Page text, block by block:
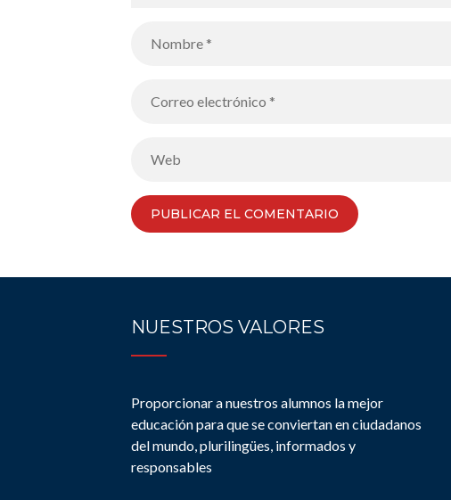
NUESTROS VALORES
Proporcionar a nuestros alumnos la mejor
educación para que se conviertan en ciudadanos
del mundo, plurilingües, informados y
responsables